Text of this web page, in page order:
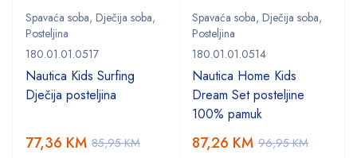
Spavaća soba, Dječija soba,
Posteljina
180.01.01.0517
Nautica Kids Surfing
Dječija posteljina
85,95KM
77,36 KM
Spavaća soba, Dječija soba,
Posteljina
180.01.01.0514
Nautica Home Kids
Dream Set posteljine
100% pamuk
96,95KM
87,26 KM